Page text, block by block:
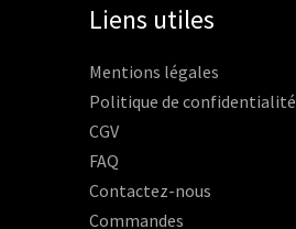
Liens utiles
Mentions légales
Politique de confidentialité
CGV
FAQ
Contactez-nous
Commandes